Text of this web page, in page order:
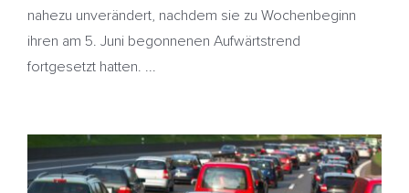
nahezu unverändert, nachdem sie zu Wochenbeginn
ihren am 5. Juni begonnenen Aufwärtstrend
fortgesetzt hatten. ...